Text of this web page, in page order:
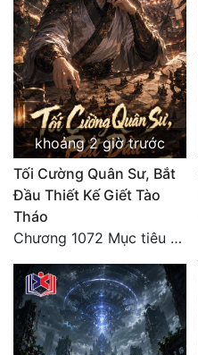
khoảng 2 giờ trước
Tối Cường Quân Sư, Bắt
Đầu Thiết Kế Giết Tào
Tháo
Chương 1072 Mục tiêu của chúng ta là biển sao trời (2/2)